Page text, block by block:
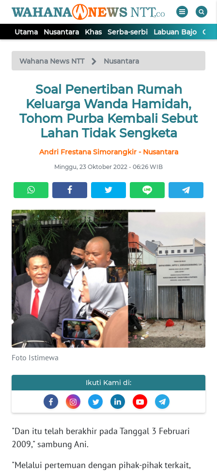
Utama Nusantara Khas Serba-serbi Labuan Bajo
Wahana News NTT Nusantara
Soal Penertiban Rumah
Keluarga Wanda Hamidah,
Tohom Purba Kembali Sebut
Lahan Tidak Sengketa
Andri Frestana Simorangkir - Nusantara
Minggu, 23 Oktober 2022 - 06:26 WIB
Foto Istimewa
Ikuti Kami di:
"Dan itu telah berakhir pada Tanggal 3 Februari
2009," sambung Ani.
"Melalui pertemuan dengan pihak-pihak terkait,
TV
Tutup
UTAMA
NUSANTARA
SERBI
LABUAN
BAJO
OPINI
Informasi
INDEKS
BERITA
KAMI
IKLAN
KAMI
PEDOMAN
MEDIA